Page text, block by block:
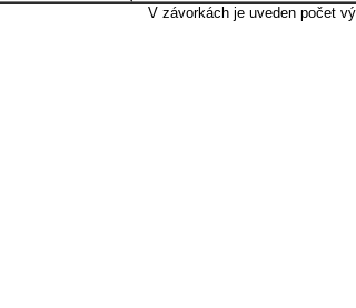
V závorkách je uveden počet